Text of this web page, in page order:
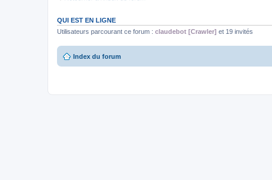
QUI EST EN LIGNE
Utilisateurs parcourant ce forum : claudebot [Crawler] et 19 invités
Index du forum